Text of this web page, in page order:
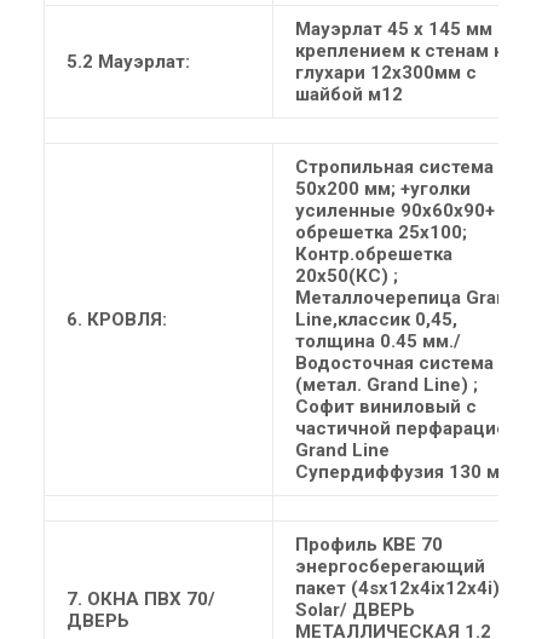
5.2 Мауэрлат:
Мауэрлат 45 х 145 мм с
креплением к стенам на
глухари 12х300мм с
шайбой м12
6. КРОВЛЯ:
Стропильная система
50х200 мм; +уголки
усиленные 90х60х90+
обрешетка 25х100;
Контр.обрешетка
20х50(КС) ;
Металлочерепица Grand
Line,классик 0,45,
толщина 0.45 мм./
Водосточная система
(метал. Grand Line) ;
Софит виниловый с
частичной перфарацией.;
Grand Line
Супердиффузия 130 мм
7. ОКНА ПВХ 70/
ДВЕРЬ
Профиль KBE 70
энергосберегающий
пакет (4sх12х4iх12х4i)
Solar/ ДВЕРЬ
МЕТАЛЛИЧЕСКАЯ 1.2